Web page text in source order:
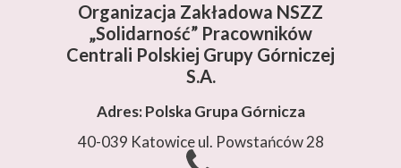
Adres: Polska Grupa Górnicza
40-039 Katowice ul. Powstańców 28
Organizacja Zakładowa NSZZ
„Solidarność” Pracowników
Centrali Polskiej Grupy Górniczej
S.A.